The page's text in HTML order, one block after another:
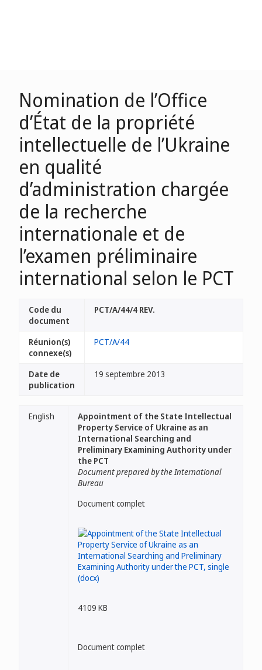
Nomination de l’Office
d’État de la propriété
intellectuelle de l’Ukraine
en qualité
d’administration chargée
de la recherche
internationale et de
l’examen préliminaire
international selon le PCT
Code du
document
PCT/A/44/4 REV.
Réunion(s)
connexe(s)
PCT/A/44
Date de
publication
19 septembre 2013
English
Appointment of the State Intellectual
Property Service of Ukraine as an
International Searching and
Preliminary Examining Authority under
the PCT
Document prepared by the International
Bureau
Document complet
4109 KB
Document complet